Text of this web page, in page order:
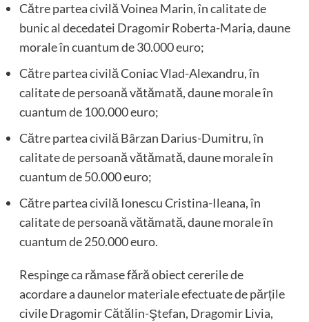
Către partea civilă Voinea Marin, în calitate de
bunic al decedatei Dragomir Roberta-Maria, daune
morale în cuantum de 30.000 euro;
Către partea civilă Coniac Vlad-Alexandru, în
calitate de persoană vătămată, daune morale în
cuantum de 100.000 euro;
Către partea civilă Bârzan Darius-Dumitru, în
calitate de persoană vătămată, daune morale în
cuantum de 50.000 euro;
Către partea civilă Ionescu Cristina-Ileana, în
calitate de persoană vătămată, daune morale în
cuantum de 250.000 euro.
Respinge ca rămase fără obiect cererile de
acordare a daunelor materiale efectuate de părțile
civile Dragomir Cătălin-Ştefan, Dragomir Livia,